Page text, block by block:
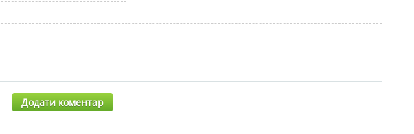
Додати коментар